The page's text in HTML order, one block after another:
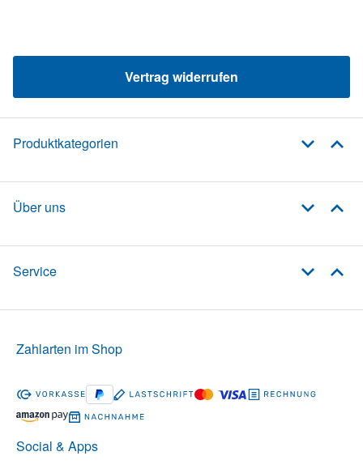
Vertrag widerrufen
Produktkategorien
Über uns
Service
Social & Apps
Zahlarten im Shop